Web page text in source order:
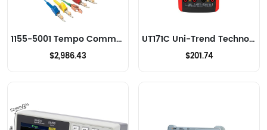
1155-5001 Tempo Communications Multimeter
$2,986.43
UT171C Uni-Trend Technology US Inc Multimeter
$201.74